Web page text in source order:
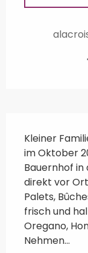
Kleiner
im Oktober
Bauernhof in
direkt vor Ort
Palets,
frisch und
Oregano,
Nehmen...